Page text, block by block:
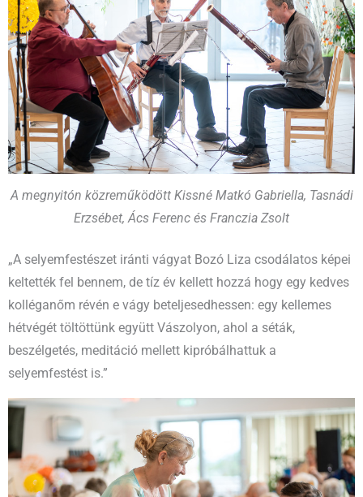
A megnyitón közreműködött Kissné Matkó Gabriella, Tasnádi
Erzsébet, Ács Ferenc és Franczia Zsolt
„A selyemfestészet iránti vágyat Bozó Liza csodálatos képei
keltették fel bennem, de tíz év kellett hozzá hogy egy kedves
kolléganőm révén e vágy beteljesedhessen: egy kellemes
hétvégét töltöttünk együtt Vászolyon, ahol a séták,
beszélgetés, meditáció mellett kipróbálhattuk a
selyemfestést is.”